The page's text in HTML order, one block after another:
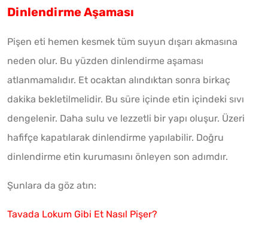
Dinlendirme Aşaması
Pişen eti hemen kesmek tüm suyun dışarı akmasına
neden olur. Bu yüzden dinlendirme aşaması
atlanmamalıdır. Et ocaktan alındıktan sonra birkaç
dakika bekletilmelidir. Bu süre içinde etin içindeki sıvı
dengelenir. Daha sulu ve lezzetli bir yapı oluşur. Üzeri
hafifçe kapatılarak dinlendirme yapılabilir. Doğru
dinlendirme etin kurumasını önleyen son adımdır.
Şunlara da göz atın:
Tavada Lokum Gibi Et Nasıl Pişer?